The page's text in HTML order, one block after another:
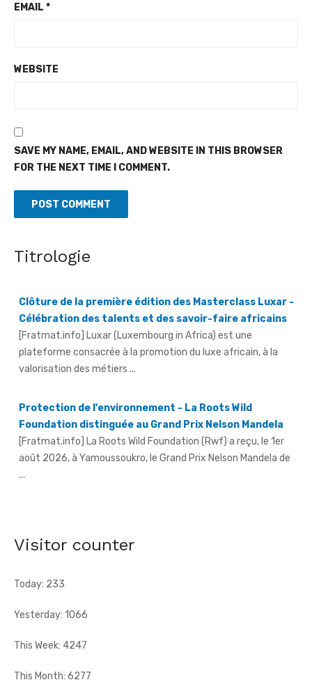
EMAIL *
WEBSITE
SAVE MY NAME, EMAIL, AND WEBSITE IN THIS BROWSER
FOR THE NEXT TIME I COMMENT.
Titrologie
Clôture de la première édition des Masterclass Luxar -
plateforme consacrée à la promotion du luxe africain, à la
valorisation des métiers ...
Protection de l'environnement - La Roots Wild
août 2026, à Yamoussoukro, le Grand Prix Nelson Mandela de
...
Visitor counter
Today: 233
Yesterday: 1066
This Week: 4247
This Month: 6277